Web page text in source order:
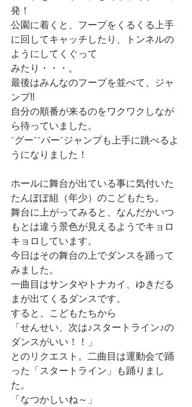
発！
公園に着くと、フープをくるくる上手
に回してキャッチしたり、トンネルの
ようにしてくぐって
みたり・・・。
最後はみんなのフープを並べて、ジャ
ンプ‼
自分の順番が来るのをワクワクしなが
ら待っていました。
“グー”“パー”ジャンプも上手に跳べるよ
うになりました！
ホールに舞台が出ている事に気付いた
たんぽぽ組（年少）のこどもたち。
舞台に上がってみると、なんだかいつ
もとは違う景色が見えるようでキョロ
キョロしています。
今日はその舞台の上でダンスを踊って
みました。
一曲目はサンタやトナカイ、ゆきだる
まが出てくるダンスです。
すると、こどもたちから
「せんせい、次は♪スタートライン♪の
ダンスがいい！！」
とのリクエスト。二曲目は運動会で踊
った「スタートライン」も踊りまし
た。
「なつかしいね～」